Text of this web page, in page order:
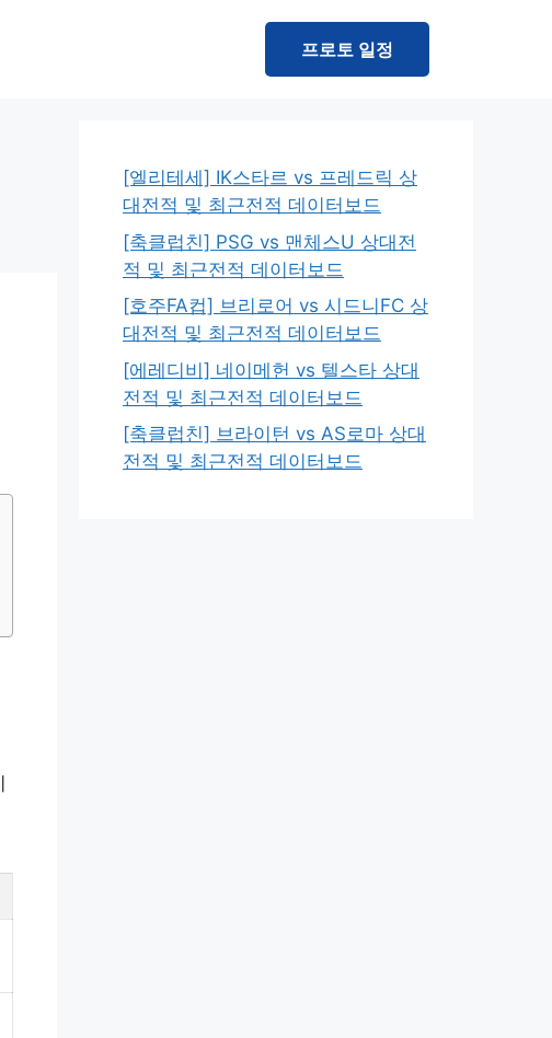
프로토 일정
[엘리테세] IK스타르 vs 프레드릭 상
대전적 및 최근전적 데이터보드
[축클럽친] PSG vs 맨체스U 상대전
적 및 최근전적 데이터보드
[호주FA컵] 브리로어 vs 시드니FC 상
대전적 및 최근전적 데이터보드
[에레디비] 네이메헌 vs 텔스타 상대
전적 및 최근전적 데이터보드
[축클럽친] 브라이턴 vs AS로마 상대
전적 및 최근전적 데이터보드